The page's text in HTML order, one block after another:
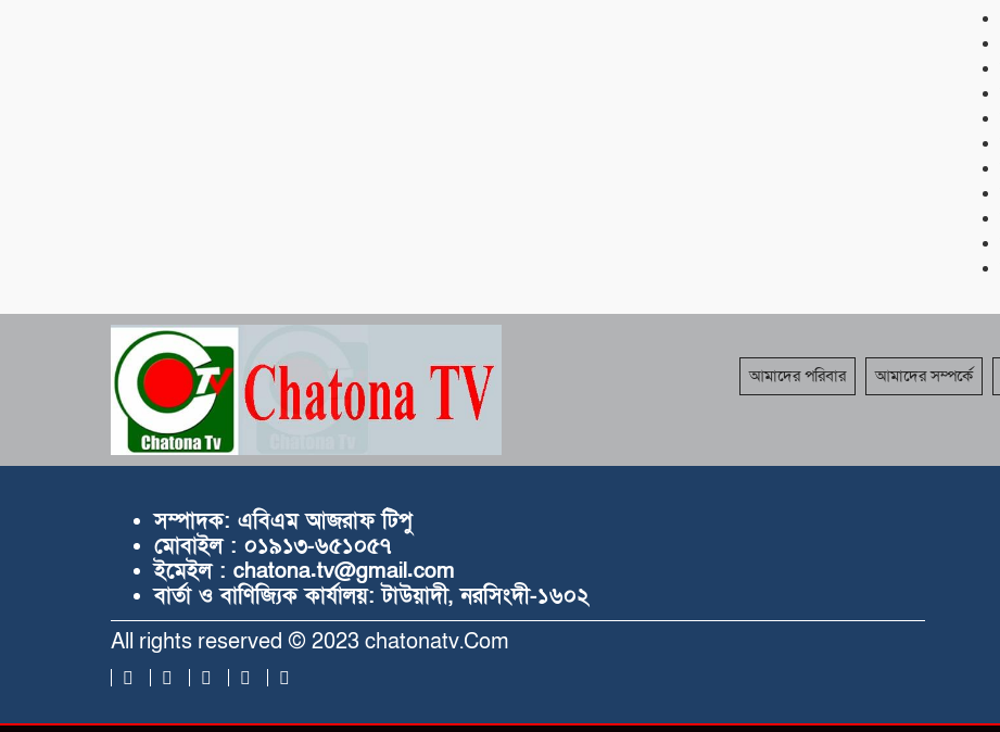
আমাদের পরিবার আমাদের সম্পর্কে
সম্পাদক: এবিএম আজরাফ টিপু
মোবাইল : ০১৯১৩-৬৫১০৫৭
ইমেইল : chatona.tv@gmail.com
বার্তা ও বাণিজ্যিক কার্যালয়:টাউয়াদী, নরসিংদী-১৬০২
All rights reserved © 2023 chatonatv.Com